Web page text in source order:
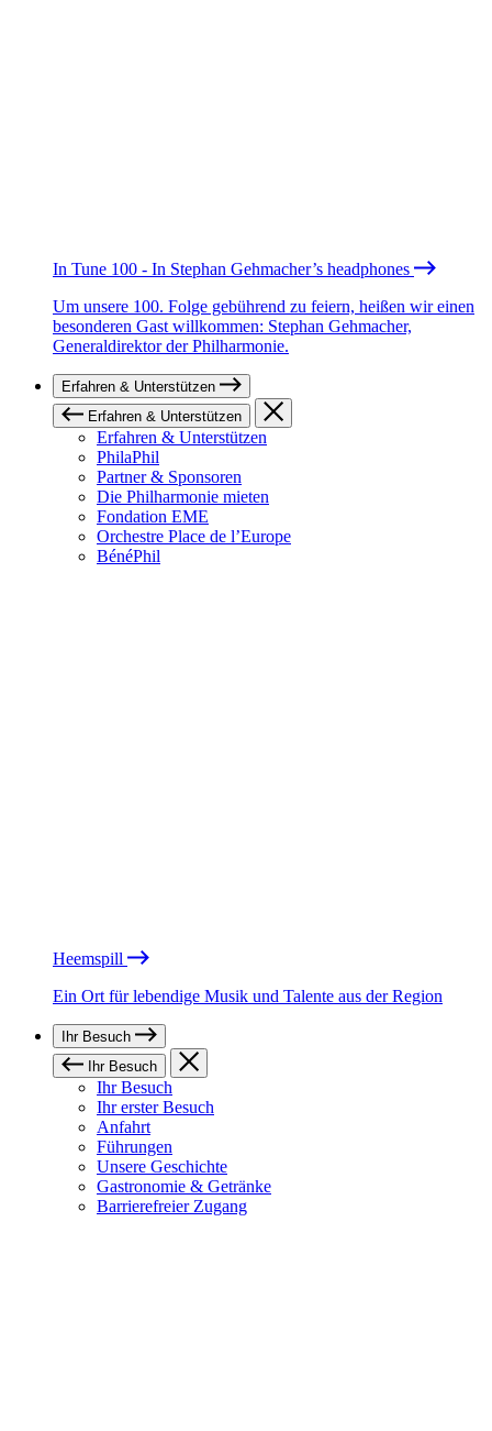
In Tune 100 - In Stephan Gehmacher’s headphones
Um unsere 100. Folge gebührend zu feiern, heißen wir einen
besonderen Gast willkommen: Stephan Gehmacher,
Generaldirektor der Philharmonie.
Erfahren & Unterstützen
Erfahren & Unterstützen
Erfahren & Unterstützen
PhilaPhil
Partner & Sponsoren
Die Philharmonie mieten
Fondation EME
Orchestre Place de l’Europe
BénéPhil
Heemspill
Ein Ort für lebendige Musik und Talente aus der Region
Ihr Besuch
Ihr Besuch
Ihr Besuch
Ihr erster Besuch
Anfahrt
Führungen
Unsere Geschichte
Gastronomie & Getränke
Barrierefreier Zugang